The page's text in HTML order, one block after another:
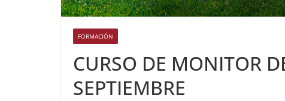
FORMACIÓN
CURSO DE MONITOR
SEPTIEMBRE